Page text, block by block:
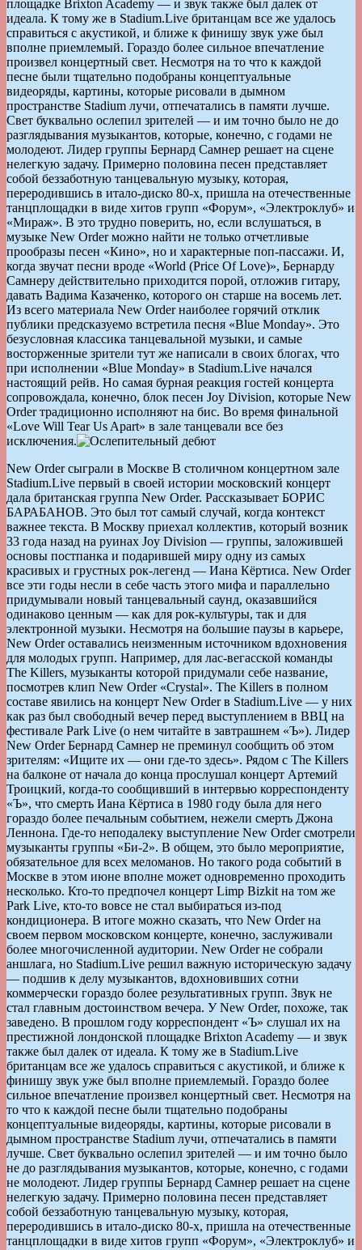
площадке Brixton Academy — и звук также был далек от
идеала. К тому же в Stadium.Live британцам все же удалось
справиться с акустикой, и ближе к финишу звук уже был
вполне приемлемый. Гораздо более сильное впечатление
произвел концертный свет. Несмотря на то что к каждой
песне были тщательно подобраны концептуальные
видеоряды, картины, которые рисовали в дымном
пространстве Stadium лучи, отпечатались в памяти лучше.
Свет буквально ослепил зрителей — и им точно было не до
разглядывания музыкантов, которые, конечно, с годами не
молодеют. Лидер группы Бернард Самнер решает на сцене
нелегкую задачу. Примерно половина песен представляет
собой беззаботную танцевальную музыку, которая,
переродившись в итало-диско 80-х, пришла на отечественные
танцплощадки в виде хитов групп «Форум», «Электроклуб» и
«Мираж». В это трудно поверить, но, если вслушаться, в
музыке New Order можно найти не только отчетливые
прообразы песен «Кино», но и характерные поп-пассажи. И,
когда звучат песни вроде «World (Price Of Love)», Бернарду
Самнеру действительно приходится порой, отложив гитару,
давать Вадима Казаченко, которого он старше на восемь лет.
Из всего материала New Order наиболее горячий отклик
публики предсказуемо встретила песня «Blue Monday». Это
безусловная классика танцевальной музыки, и самые
восторженные зрители тут же написали в своих блогах, что
при исполнении «Blue Monday» в Stadium.Live начался
настоящий рейв. Но самая бурная реакция гостей концерта
сопровождала, конечно, блок песен Joy Division, которые New
Order традиционно исполняют на бис. Во время финальной
«Love Will Tear Us Apart» в зале танцевали все без
исключения.
New Order сыграли в Москве В столичном концертном зале
Stadium.Live первый в своей истории московский концерт
дала британская группа New Order. Рассказывает БОРИС
БАРАБАНОВ. Это был тот самый случай, когда контекст
важнее текста. В Москву приехал коллектив, который возник
33 года назад на руинах Joy Division — группы, заложившей
основы постпанка и подарившей миру одну из самых
красивых и грустных рок-легенд — Иана Кёртиса. New Order
все эти годы несли в себе часть этого мифа и параллельно
придумывали новый танцевальный саунд, оказавшийся
одинаково ценным — как для рок-культуры, так и для
электронной музыки. Несмотря на большие паузы в карьере,
New Order оставались неизменным источником вдохновения
для молодых групп. Например, для лас-вегасской команды
The Killers, музыканты которой придумали себе название,
посмотрев клип New Order «Crystal». The Killers в полном
составе явились на концерт New Order в Stadium.Live — у них
как раз был свободный вечер перед выступлением в ВВЦ на
фестивале Park Live (о нем читайте в завтрашнем «Ъ»). Лидер
New Order Бернард Самнер не преминул сообщить об этом
зрителям: «Ищите их — они где-то здесь». Рядом с The Killers
на балконе от начала до конца прослушал концерт Артемий
Троицкий, когда-то сообщивший в интервью корреспонденту
«Ъ», что смерть Иана Кёртиса в 1980 году была для него
гораздо более печальным событием, нежели смерть Джона
Леннона. Где-то неподалеку выступление New Order смотрели
музыканты группы «Би-2». В общем, это было мероприятие,
обязательное для всех меломанов. Но такого рода событий в
Москве в этом июне вполне может одновременно проходить
несколько. Кто-то предпочел концерт Limp Bizkit на том же
Park Live, кто-то вовсе не стал выбираться из-под
кондиционера. В итоге можно сказать, что New Order на
своем первом московском концерте, конечно, заслуживали
более многочисленной аудитории. New Order не собрали
аншлага, но Stadium.Live решил важную историческую задачу
— подшив к делу музыкантов, вдохновивших сотни
коммерчески гораздо более результативных групп. Звук не
стал главным достоинством вечера. У New Order, похоже, так
заведено. В прошлом году корреспондент «Ъ» слушал их на
престижной лондонской площадке Brixton Academy — и звук
также был далек от идеала. К тому же в Stadium.Live
британцам все же удалось справиться с акустикой, и ближе к
финишу звук уже был вполне приемлемый. Гораздо более
сильное впечатление произвел концертный свет. Несмотря на
то что к каждой песне были тщательно подобраны
концептуальные видеоряды, картины, которые рисовали в
дымном пространстве Stadium лучи, отпечатались в памяти
лучше. Свет буквально ослепил зрителей — и им точно было
не до разглядывания музыкантов, которые, конечно, с годами
не молодеют. Лидер группы Бернард Самнер решает на сцене
нелегкую задачу. Примерно половина песен представляет
собой беззаботную танцевальную музыку, которая,
переродившись в итало-диско 80-х, пришла на отечественные
танцплощадки в виде хитов групп «Форум», «Электроклуб» и